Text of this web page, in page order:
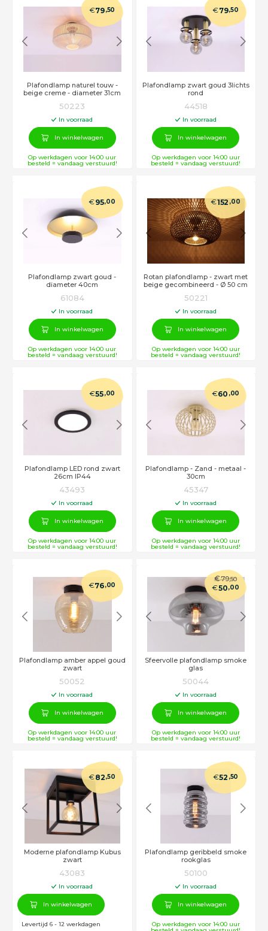
Plafondlamp naturel touw -
beige creme - diameter 31cm
€79,50
50223
In voorraad
In winkelwagen
Op werkdagen voor 14:00 uur
besteld = vandaag verstuurd!
Plafondlamp zwart goud 3lichts
rond
€79,50
44518
In voorraad
In winkelwagen
Op werkdagen voor 14:00 uur
besteld = vandaag verstuurd!
Plafondlamp zwart goud -
diameter 40cm
€95,00
61084
In voorraad
In winkelwagen
Op werkdagen voor 14:00 uur
besteld = vandaag verstuurd!
Rotan plafondlamp - zwart met
beige gecombineerd - Ø 50 cm
€152 ,00
50221
In voorraad
In winkelwagen
Op werkdagen voor 14:00 uur
besteld = vandaag verstuurd!
Plafondlamp LED rond zwart
26cm IP44
€55,00
43493
In voorraad
In winkelwagen
Op werkdagen voor 14:00 uur
besteld = vandaag verstuurd!
Plafondlamp - Zand - metaal -
30cm
€60 ,00
45347
In voorraad
In winkelwagen
Op werkdagen voor 14:00 uur
besteld = vandaag verstuurd!
Plafondlamp amber appel goud
zwart
€76,00
50052
In voorraad
In winkelwagen
Op werkdagen voor 14:00 uur
besteld = vandaag verstuurd!
Sfeervolle plafondlamp smoke
glas
€79,50
€50,00
50044
In voorraad
In winkelwagen
Op werkdagen voor 14:00 uur
besteld = vandaag verstuurd!
Moderne plafondlamp Kubus
zwart
€82,50
43083
In voorraad
In winkelwagen
Levertijd 6 - 12 werkdagen
Plafondlamp geribbeld smoke
rookglas
€52 ,50
50100
In voorraad
In winkelwagen
Op werkdagen voor 14:00 uur